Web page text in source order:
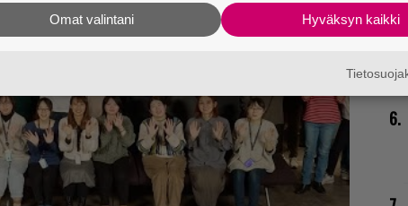
Hyväksyn kaikki
Omat valintani